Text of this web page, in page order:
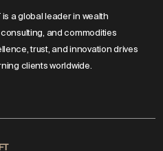
is a global leader in wealth
and commodities
trust, and innovation drives
clients worldwide.